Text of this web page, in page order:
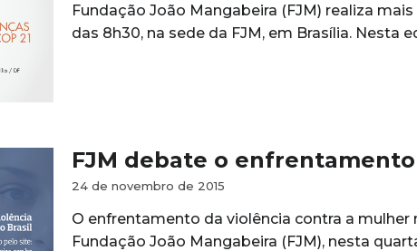
Fundação João Mangabeira (FJM) realiza
das 8h30, na sede da FJM, em Brasília. Nesta
FJM debate o
24 de novembro de 2015
O enfrentamento da violência contra a
Fundação João Mangabeira (FJM), nesta